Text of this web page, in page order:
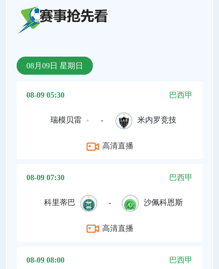
08月09日 星期日
08-09 05:30 巴西甲
瑞模贝雷 - 米内罗竞技
高清直播
08-09 07:30 巴西甲
科里蒂巴 - 沙佩科恩斯
高清直播
08-09 08:00 巴西甲